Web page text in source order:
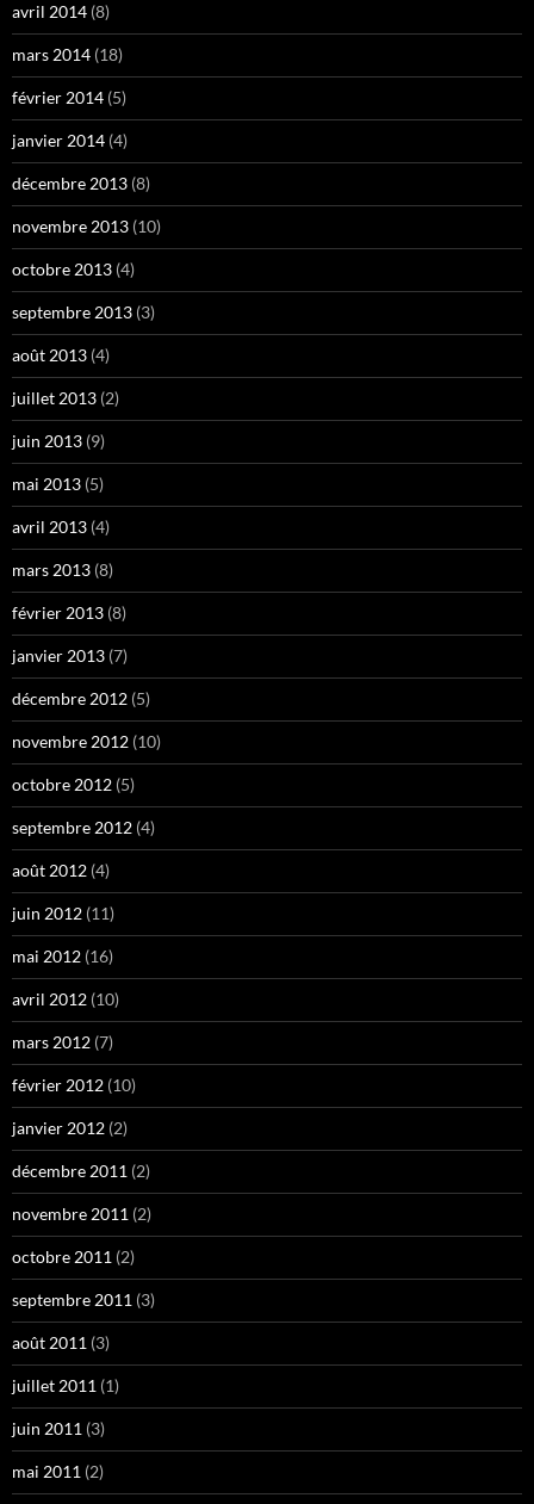
avril 2014 (8)
mars 2014 (18)
février 2014 (5)
janvier 2014 (4)
décembre 2013 (8)
novembre 2013 (10)
octobre 2013 (4)
septembre 2013 (3)
août 2013 (4)
juillet 2013 (2)
juin 2013 (9)
mai 2013 (5)
avril 2013 (4)
mars 2013 (8)
février 2013 (8)
janvier 2013 (7)
décembre 2012 (5)
novembre 2012 (10)
octobre 2012 (5)
septembre 2012 (4)
août 2012 (4)
juin 2012 (11)
mai 2012 (16)
avril 2012 (10)
mars 2012 (7)
février 2012 (10)
janvier 2012 (2)
décembre 2011 (2)
novembre 2011 (2)
octobre 2011 (2)
septembre 2011 (3)
août 2011 (3)
juillet 2011 (1)
juin 2011 (3)
mai 2011 (2)